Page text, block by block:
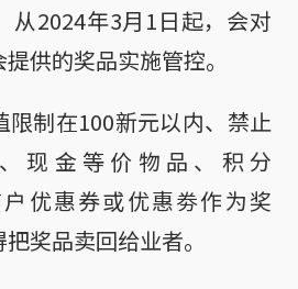
从2024年3月1日起，会对
供的奖品实施管控。
限制在100新元以内、禁止
现金等价物品、积分
户优惠券或优惠劵作为奖
奖品卖回给业者。